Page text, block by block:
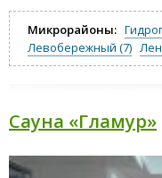
Микрорайоны:
Левобережный (7)
Сауна «Гламур»